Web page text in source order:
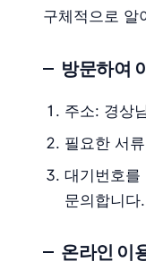
구체적으로 알
방문하여
주소: 경상
필요한 서
대기번호를
문의합니다.
온라인 이